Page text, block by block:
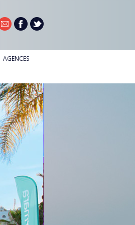
AGENCES
AGENCE DE NOYELLES-GODAULT